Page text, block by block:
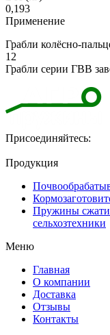
0,193
Применение
Грабли колёсно-
12
Грабли серии ГВВ
Присоединяйтесь:
Продукция
Пружины
сельхозтехники
Меню
Главная
О компании
Доставка
Отзывы
Контакты